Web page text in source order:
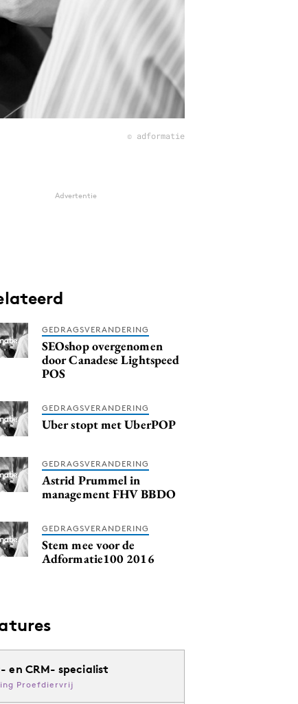
© adformatie
Advertentie
GEDRAGSVERANDERING
SEOshop overgenomen
door Canadese Lightspeed
POS
GEDRAGSVERANDERING
Uber stopt met UberPOP
GEDRAGSVERANDERING
Astrid Prummel in
management FHV BBDO
GEDRAGSVERANDERING
Stem mee voor de
Adformatie100 2016
en CRM- specialist
Proefdiervrij